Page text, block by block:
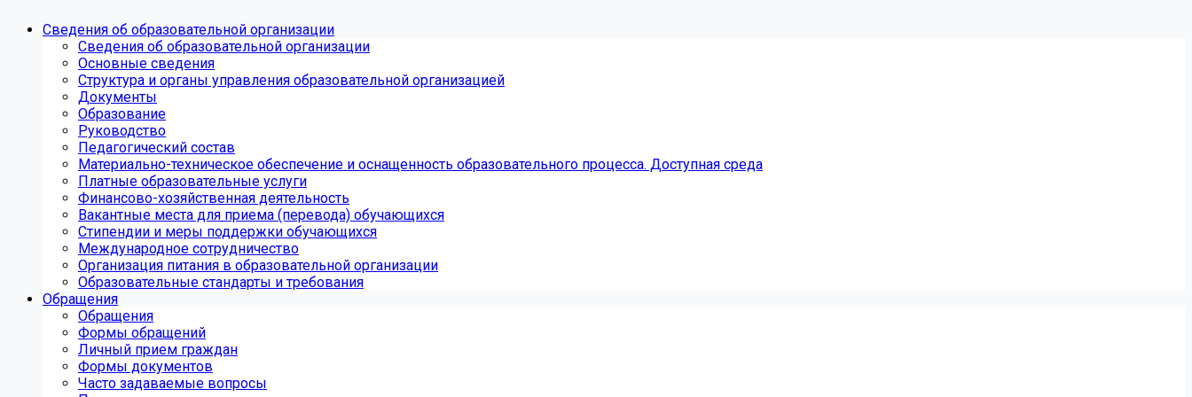
Сведения об образовательной организации
Сведения об образовательной организации
Основные сведения
Структура и органы управления образовательной организацией
Документы
Образование
Руководство
Педагогический состав
Материально-техническое обеспечение и оснащенность образовательного процесса. Доступная среда
Платные образовательные услуги
Финансово-хозяйственная деятельность
Вакантные места для приема (перевода) обучающихся
Стипендии и меры поддержки обучающихся
Международное сотрудничество
Организация питания в образовательной организации
Образовательные стандарты и требования
Обращения
Обращения
Формы обращений
Личный прием граждан
Формы документов
Часто задаваемые вопросы